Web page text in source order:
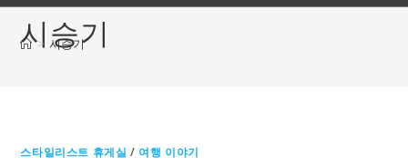
시승기
> 시승기
스타일리스트 휴게실 / 여행 이야기